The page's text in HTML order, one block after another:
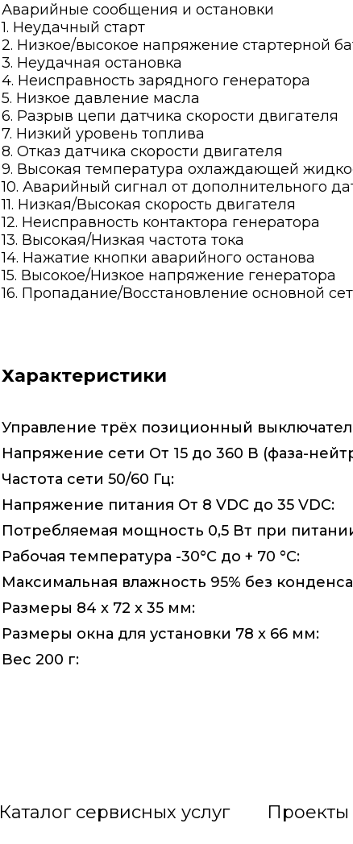
Аварийные сообщения и остановки
1. Неудачный старт
2. Низкое/высокое напряжение стартерной
3. Неудачная остановка
4. Неисправность зарядного генератора
5. Низкое давление масла
6. Разрыв цепи датчика скорости двигателя
7. Низкий уровень топлива
8. Отказ датчика скорости двигателя
9. Высокая температура охлаждающей
10. Аварийный сигнал от дополнительного
11. Низкая/Высокая скорость двигателя
12. Неисправность контактора генератора
13. Высокая/Низкая частота тока
14. Нажатие кнопки аварийного останова
15. Высокое/Низкое напряжение генератора
16. Пропадание/Восстановление основной
Характеристики
Управление трёх позиционный
Напряжение сети От 15 до 360 В (фаза-
Частота сети 50/60 Гц:
Напряжение питания От 8 VDC до 35 VDC:
Потребляемая мощность 0,5 Вт при
Рабочая температура -30°C до + 70 °C:
Максимальная влажность 95% без
Размеры 84 x 72 x 35 мм:
Размеры окна для установки 78 x 66 мм:
Вес 200 г:
Каталог сервисных услуг Проекты